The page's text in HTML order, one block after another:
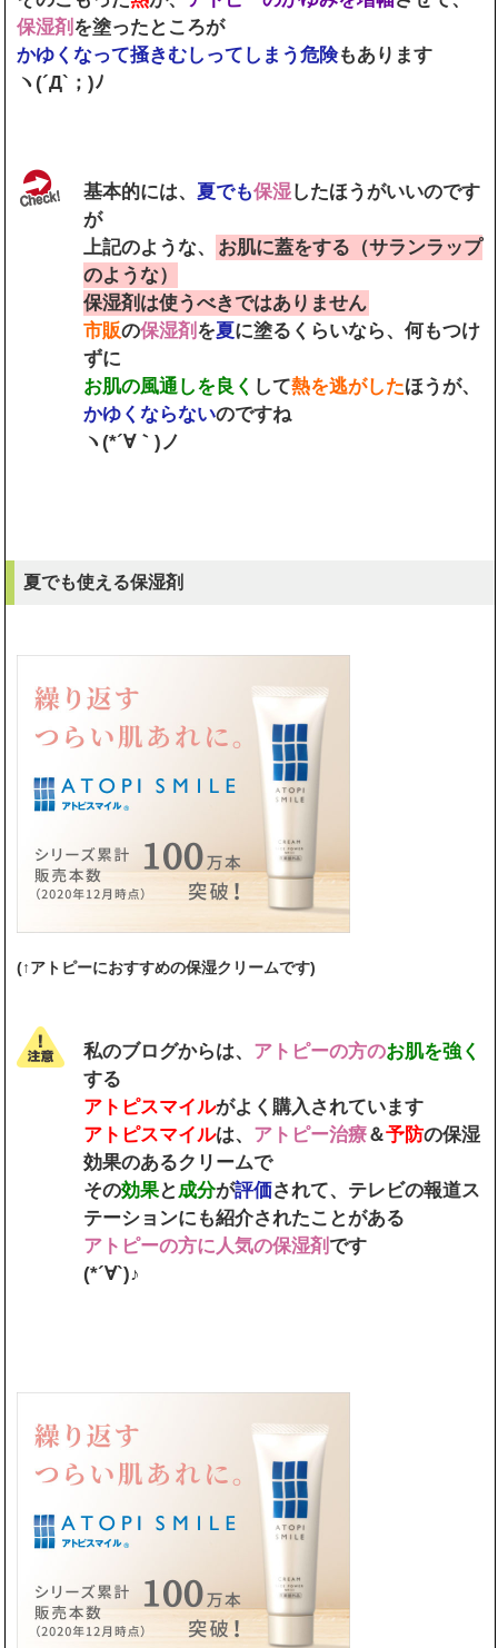
保湿剤 を塗ったところが
かゆくなって掻きむしってしまう危険もあります
ヽ(´Д`；)ﾉ
基本的には、夏でも保湿したほうがいいのです
が
上記のような、
お肌に蓋をする（サランラップ
のような）
保湿剤は使うべきではありません
市販の保湿剤 を夏に塗るくらいなら、何もつけ
ずに
お肌の風通しを良く して熱を逃がしたほうが、
かゆくならないのですね
ヽ(*´∀｀)ノ
夏でも使える保湿剤
(↑アトピーにおすすめの保湿クリームです)
私のブログからは、 アトピーの方のお肌を強く
する
アトピスマイルがよく購入されています
アトピスマイルは、 アトピー治療＆予防の保湿
効果のあるクリームで
その効果と 成分が評価されて、テレビの報道ス
テーションにも紹介されたことがある
アトピーの方に人気の保湿剤です
(*´∀`)♪